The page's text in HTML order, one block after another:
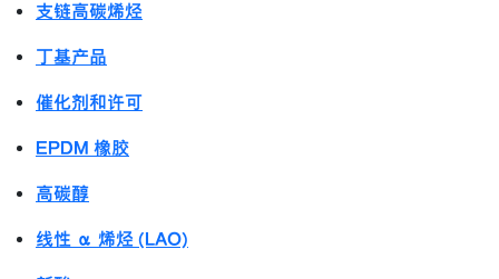
支链高碳烯烃
丁基产品
催化剂和许可
EPDM 橡胶
高碳醇
线性 α 烯烃 (LAO)